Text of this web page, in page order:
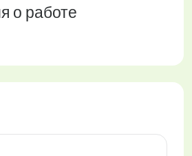
о работе